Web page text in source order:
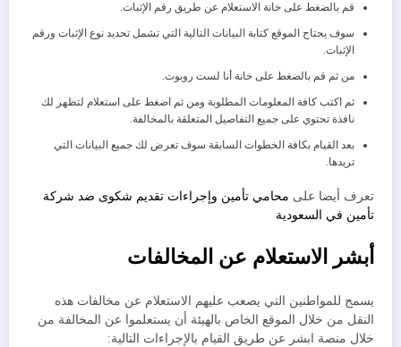
قم بالضغط على خانة الاستعلام عن طريق رقم الإثبات.
سوف يحتاج الموقع كتابة البيانات التالية التي تشمل تحديد نوع الإثبات ورقم
الإثبات.
من ثم قم بالضغط على خانة أنا لست روبوت.
ثم اكتب كافة المعلومات المطلوبة ومن ثم اضغط على استعلام لتظهر لك
نافذة تحتوي على جميع التفاصيل المتعلقة بالمخالفة.
بعد القيام بكافة الخطوات السابقة سوف تعرض لك جميع البيانات التي
تريدها.
تعرف أيضا على محامي تأمين وإجراءات تقديم شكوى ضد شركة
تأمين في السعودية
أبشر الاستعلام عن المخالفات
يسمح للمواطنين التي يصعب عليهم الاستعلام عن مخالفات هذه
النقل من خلال الموقع الخاص بالهيئة أن يستعلموا عن المخالفة من
خلال منصة ابشر عن طريق القيام بالإجراءات التالية: